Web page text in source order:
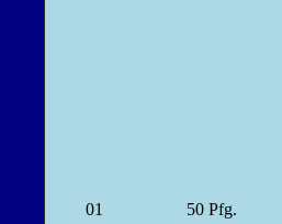
01 50 Pfg.